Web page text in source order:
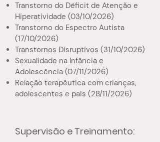
Transtorno do Déficit de Atenção e
Hiperatividade (03/10/2026)
Transtorno do Espectro Autista
(17/10/2026)
Transtornos Disruptivos (31/10/2026)
Sexualidade na Infância e
Adolescência (07/11/2026)
Relação terapêutica com crianças,
adolescentes e pais (28/11/2026)
Supervisão e Treinamento: